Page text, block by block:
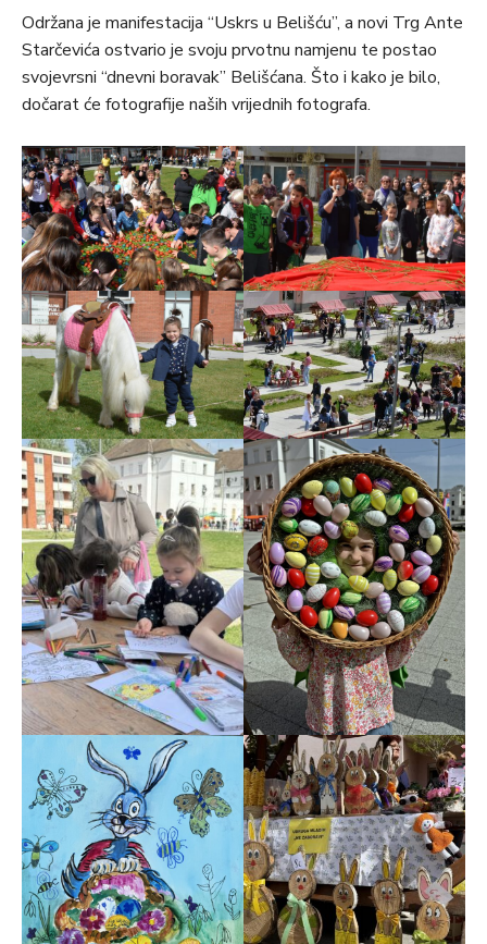
Održana je manifestacija “Uskrs u Belišću”, a novi Trg Ante
Starčevića ostvario je svoju prvotnu namjenu te postao
svojevrsni “dnevni boravak” Belišćana. Što i kako je bilo,
dočarat će fotografije naših vrijednih fotografa.